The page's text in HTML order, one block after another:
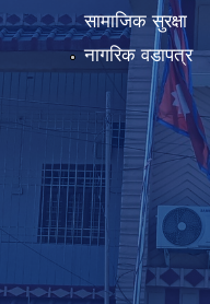
सामाजिक सुरक्षा
नागरिक वडापत्र